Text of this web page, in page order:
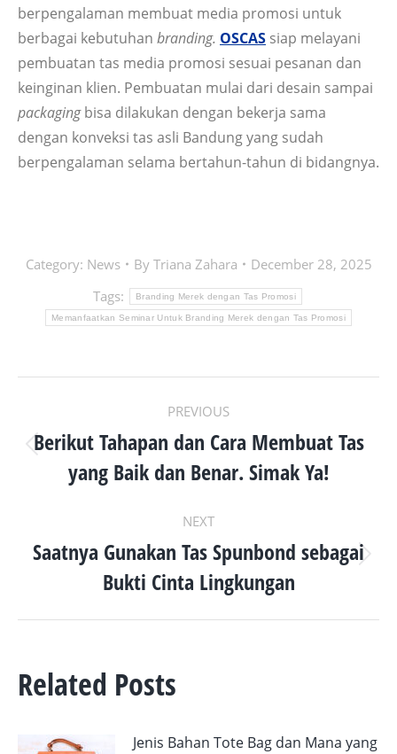
berpengalaman membuat media promosi untuk
berbagai kebutuhan branding. OSCAS siap melayani
pembuatan tas media promosi sesuai pesanan dan
keinginan klien. Pembuatan mulai dari desain sampai
packagingbisa dilakukan dengan bekerja sama
dengan konveksi tas asli Bandung yang sudah
berpengalaman selama bertahun-tahun di bidangnya.
Category: News By Triana Zahara
December 28, 2025
Tags:
Branding Merek dengan Tas Promosi
Memanfaatkan Seminar Untuk Branding Merek dengan Tas Promosi
NAVIGATION
PREVIOUS
Previous
post:
Berikut Tahapan dan Cara Membuat Tas
yang Baik dan Benar. Simak Ya!
NEXT
Next
post:
Saatnya Gunakan Tas Spunbond sebagai
Bukti Cinta Lingkungan
Related Posts
Jenis Bahan Tote Bag dan Mana yang